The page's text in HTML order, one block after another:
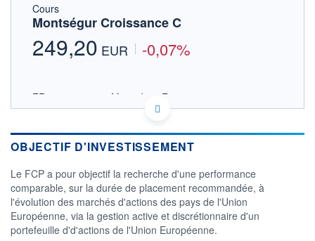
Cours
Montségur Croissance C
249,20 EUR -0,07%
FR0010109140 - Montségur Finance
OPCVM DERNIER COURS CONNU AU 05/08/2026
03/12 02/04
OBJECTIF D'INVESTISSEMENT
Le FCP a pour objectif la recherche d'une performance
comparable, sur la durée de placement recommandée, à
l'évolution des marchés d'actions des pays de l'Union
Européenne, via la gestion active et discrétionnaire d'un
portefeuille d'd'actions de l'Union Européenne.